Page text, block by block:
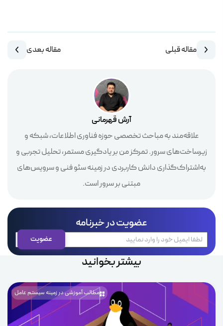
مقاله قبلی مقاله بعدی
آرش قهرمانی
علاقه‌مند به مباحث تخصصی حوزه فناوری اطلاعات، شبکه و
زیرساخت‌های سرور. تمرکز من بر یادگیری مستمر، تحلیل تجربی و
به‌اشتراک‌گذاری دانش کاربردی در زمینه سئو فنی و سرویس‌های
مبتنی بر سرور است.
عضویت در خبرنامه
بیشتر بخوانید
مطالب آموزشی در زمینه سیستم عامل